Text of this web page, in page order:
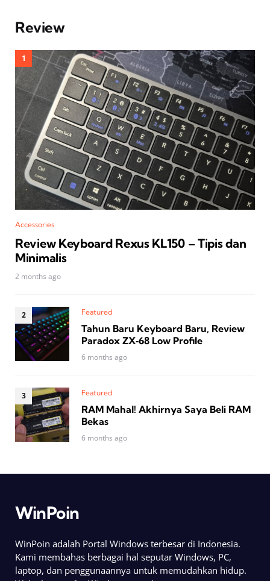
Review
Accessories
Review Keyboard Rexus KL150 – Tipis dan
Minimalis
2 months ago
Featured
Tahun Baru Keyboard Baru, Review
Paradox ZX‑68 Low Profile
6 months ago
Featured
RAM Mahal! Akhirnya Saya Beli RAM
Bekas
6 months ago
WinPoin
WinPoin adalah Portal Windows terbesar di Indonesia.
Kami membahas berbagai hal seputar Windows, PC,
laptop, dan penggunaannya untuk memudahkan hidup.